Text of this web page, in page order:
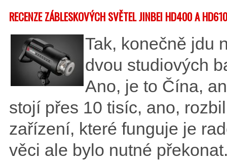
RECENZE ZÁBLESKOVÝCH SVĚTEL JINBEI HD400 A HD610
Tak, konečně jdu
dvou studiových
Ano, je to Čína,
stojí přes 10 tisíc, ano,
zařízení, které funguje je
věci ale bylo nutné